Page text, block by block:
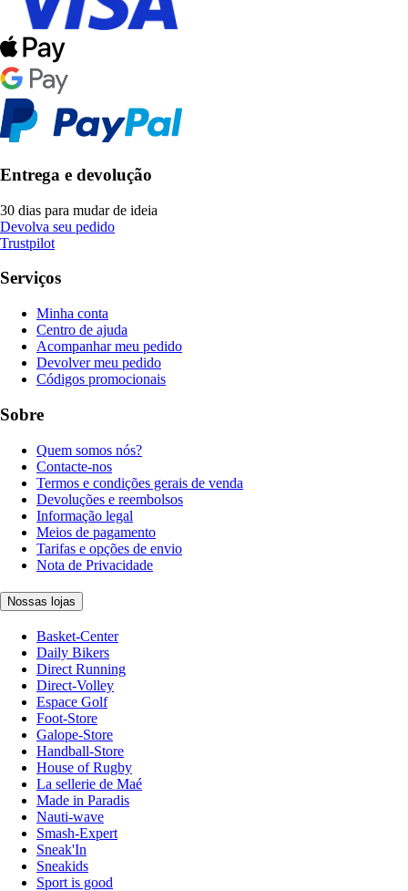
Entrega e devolução
30 dias para mudar de ideia
Devolva seu pedido
Trustpilot
Serviços
Minha conta
Centro de ajuda
Acompanhar meu pedido
Devolver meu pedido
Códigos promocionais
Sobre
Quem somos nós?
Contacte-nos
Termos e condições gerais de venda
Devoluções e reembolsos
Informação legal
Meios de pagamento
Tarifas e opções de envio
Nota de Privacidade
Nossas lojas
Basket-Center
Daily Bikers
Direct Running
Direct-Volley
Espace Golf
Foot-Store
Galope-Store
Handball-Store
House of Rugby
La sellerie de Maé
Made in Paradis
Nauti-wave
Smash-Expert
Sneak'In
Sneakids
Sport is good